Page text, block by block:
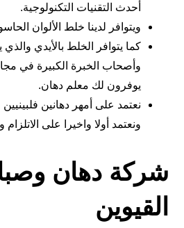
أحدث التقنيات التكنولوجية.
ويتوافر لدينا خلط الألوان
كما يتوافر الخلط بالأيدي والذي
وأصحاب الخبرة الكبيرة في
يوفرون لك معلم دهان.
نعتمد على أمهر دهانين
ونعتمد أولا واخيرا على الاتلزام
شركة دهان
القيوين